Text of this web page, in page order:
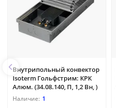
Внутрипольный конвектор
Isoterm Гольфстрим: КРК
Алюм. (34.08.140, П, 1,2 Вн, )
1